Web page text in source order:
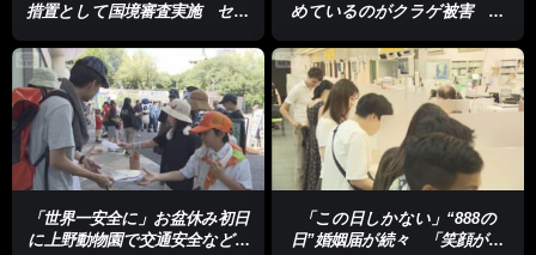
措置として国境審査実施 セウ
めているのがクラゲ被害 ク
「世界一安全に」お盆休み初日
に上野動物園で交通安全など呼
「この日しかない」“888の
日”婚姻届が続々 「笑顔がた